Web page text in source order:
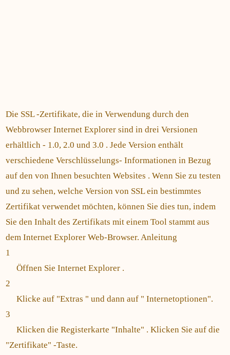
Die SSL -Zertifikate, die in Verwendung durch den
Webbrowser Internet Explorer sind in drei Versionen
erhältlich - 1.0, 2.0 und 3.0 . Jede Version enthält
verschiedene Verschlüsselungs- Informationen in Bezug
auf den von Ihnen besuchten Websites . Wenn Sie zu testen
und zu sehen, welche Version von SSL ein bestimmtes
Zertifikat verwendet möchten, können Sie dies tun, indem
Sie den Inhalt des Zertifikats mit einem Tool stammt aus
dem Internet Explorer Web-Browser. Anleitung
1
Öffnen Sie Internet Explorer .
2
Klicke auf "Extras " und dann auf " Internetoptionen".
3
Klicken die Registerkarte "Inhalte" . Klicken Sie auf die
"Zertifikate" -Taste.